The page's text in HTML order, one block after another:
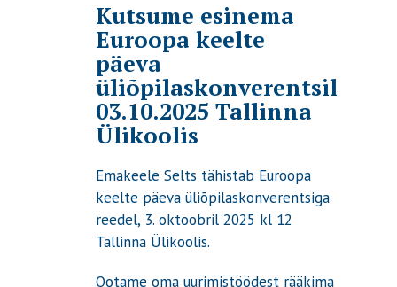
Kutsume esinema
Euroopa keelte
päeva
üliõpilaskonverentsil
03.10.2025 Tallinna
Ülikoolis
Emakeele Selts tähistab Euroopa
keelte päeva üliõpilaskonverentsiga
reedel, 3. oktoobril 2025 kl 12
Tallinna Ülikoolis.
Ootame oma uurimistöödest rääkima